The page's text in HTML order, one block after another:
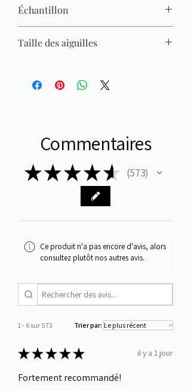
Échantillon
Taille des aiguilles
Commentaires
★★★★★ 573
573
Ce produit n'a pas encore d'avis, alors
consultez plutôt nos autres avis.
1 - 6 sur 573 Trier par:
★★★★★ il y a 1 jour
Fortement recommandé!